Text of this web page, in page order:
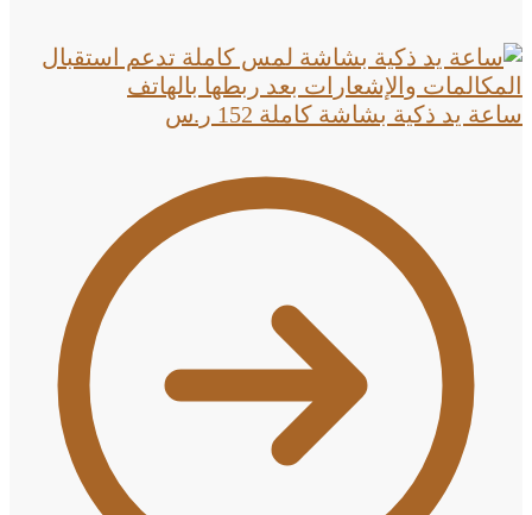
ساعة يد ذكية بشاشة كاملة 152 ر.س